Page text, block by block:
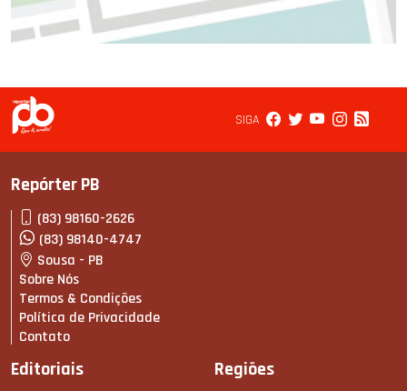
SIGA
Repórter PB
(83) 98160-2626
(83) 98140-4747
Sousa - PB
Sobre Nós
Termos & Condições
Política de Privacidade
Contato
Editoriais Regiões